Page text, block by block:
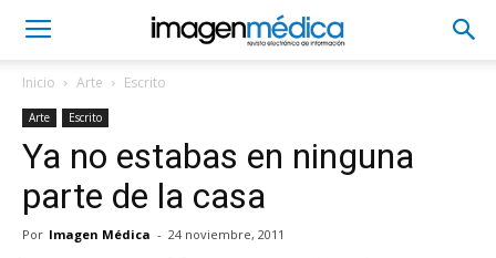
Inicio Arte Escrito
Arte Escrito
Ya no estabas en ninguna
parte de la casa
Por Imagen Médica - 24 noviembre, 2011